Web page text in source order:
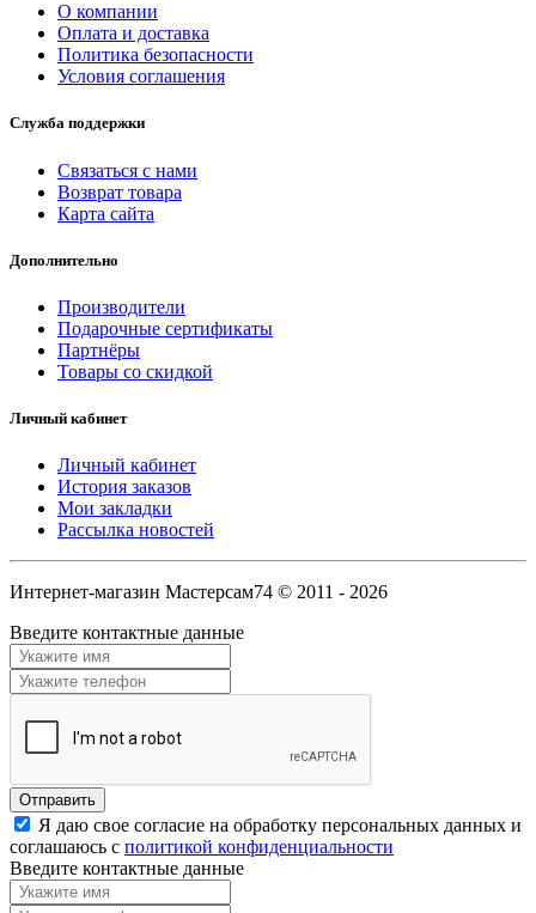
О компании
Оплата и доставка
Политика безопасности
Условия соглашения
Служба поддержки
Связаться с нами
Возврат товара
Карта сайта
Дополнительно
Производители
Подарочные сертификаты
Партнёры
Товары со скидкой
Личный кабинет
Личный кабинет
История заказов
Мои закладки
Рассылка новостей
Интернет-магазин Мастерсам74 © 2011 - 2026
Введите контактные данные
Я даю свое согласие на обработку персональных данных и
соглашаюсь с политикой конфиденциальности
Введите контактные данные